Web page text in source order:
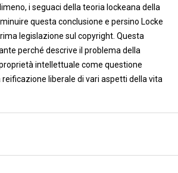
i seguaci della teoria lockeana della
questa conclusione e persino Locke
legislazione sul copyright. Questa
perché descrive il problema della
intellettuale come questione
liberale di vari aspetti della vita